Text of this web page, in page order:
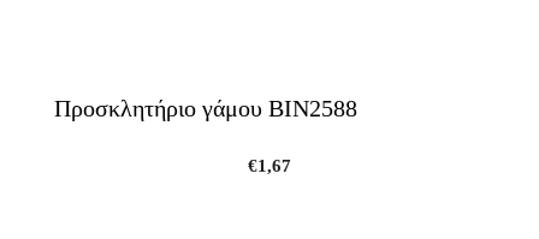
Προσκλητήριο γάμου ΒΙΝ2588
€1,67